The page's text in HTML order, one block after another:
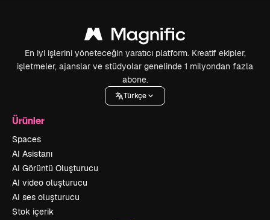
En iyi işlerini yöneteceğin yaratıcı platform. Kreatif ekipler,
işletmeler, ajanslar ve stüdyolar genelinde 1 milyondan fazla
abone.
Türkçe
Ürünler
Spaces
AI Asistanı
AI Görüntü Oluşturucu
AI video oluşturucu
AI ses oluşturucu
Stok içerik